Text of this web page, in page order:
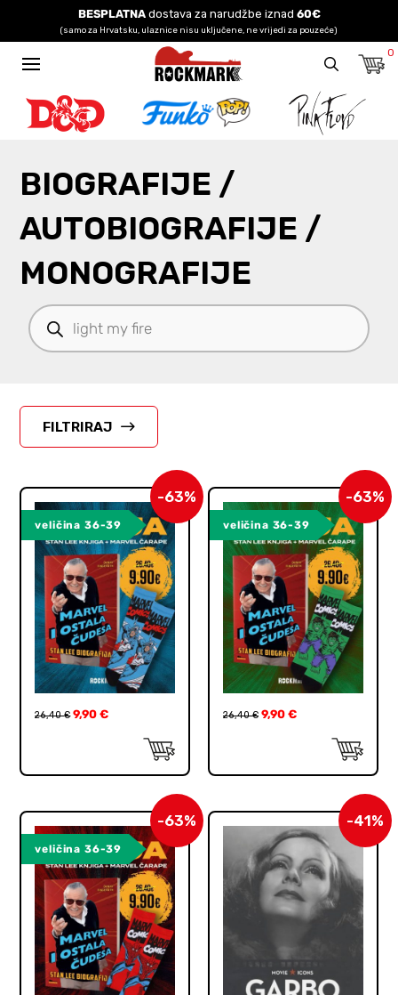
BESPLATNAdostava za narudžbe iznad 60€
(samo za Hrvatsku, ulaznice nisu uključene, ne vrijedi za pouzeće)
0
BIOGRAFIJE /
AUTOBIOGRAFIJE /
MONOGRAFIJE
Products
search
FILTRIRAJ
veličina 36-39
-63%
26,40€ 9,90€
veličina 36-39
-63%
26,40€ 9,90 €
veličina 36-39
-63% -41%